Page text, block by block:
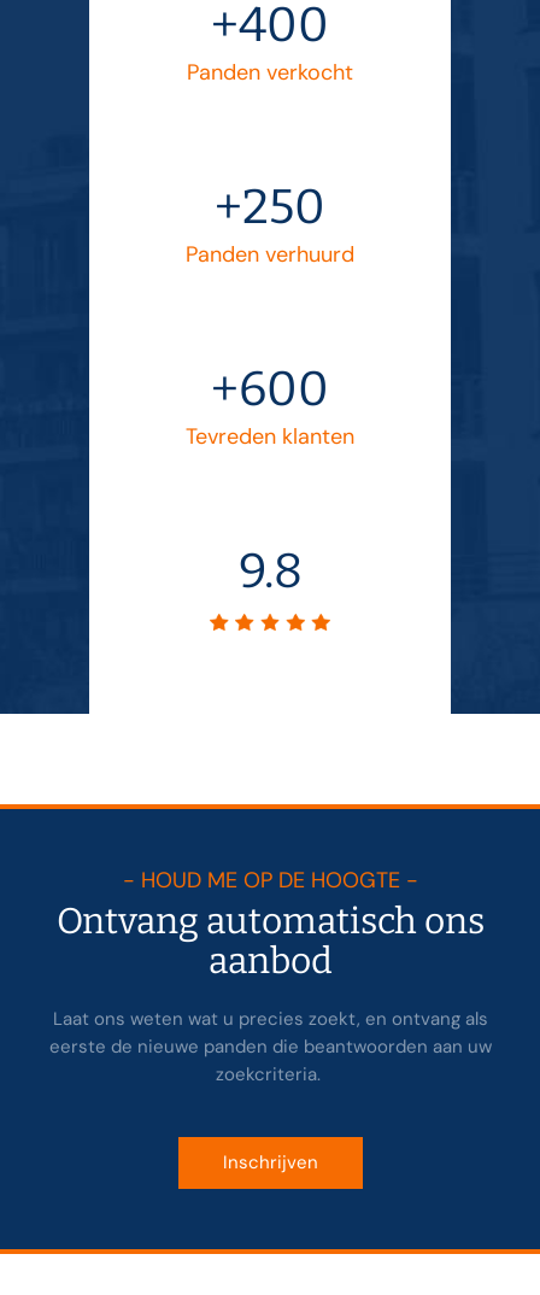
+400
Panden verkocht
+250
Panden verhuurd
+600
Tevreden klanten
9.8
- HOUD ME OP DE HOOGTE -
Ontvang automatisch ons
aanbod
Laat ons weten wat u precies zoekt, en ontvang als
eerste de nieuwe panden die beantwoorden aan uw
zoekcriteria.
Inschrijven